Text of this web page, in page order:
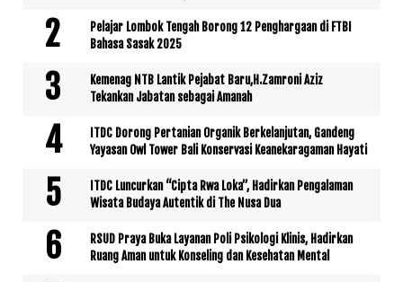
Pelajar Lombok Tengah Borong 12 Penghargaan di FTBI
Bahasa Sasak 2025
Kemenag NTB Lantik Pejabat Baru,H.Zamroni Aziz
Tekankan Jabatan sebagai Amanah
ITDC Dorong Pertanian Organik Berkelanjutan, Gandeng
Yayasan Owl Tower Bali Konservasi Keanekaragaman Hayati
ITDC Luncurkan “Cipta Rwa Loka”, Hadirkan Pengalaman
Wisata Budaya Autentik di The Nusa Dua
RSUD Praya Buka Layanan Poli Psikologi Klinis, Hadirkan
Ruang Aman untuk Konseling dan Kesehatan Mental